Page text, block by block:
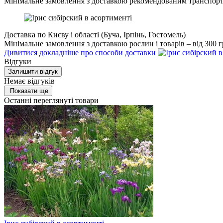
Доставка по Києву і області (Буча, Ірпінь, Гостомель)
Мінімальне замовлення з доставкою рослин і товарів – від 300
Дивитися докладніше про способи доставки
Відгуки
Залишити відгук
Немає відгуків
Показати ще
Останні переглянуті товари